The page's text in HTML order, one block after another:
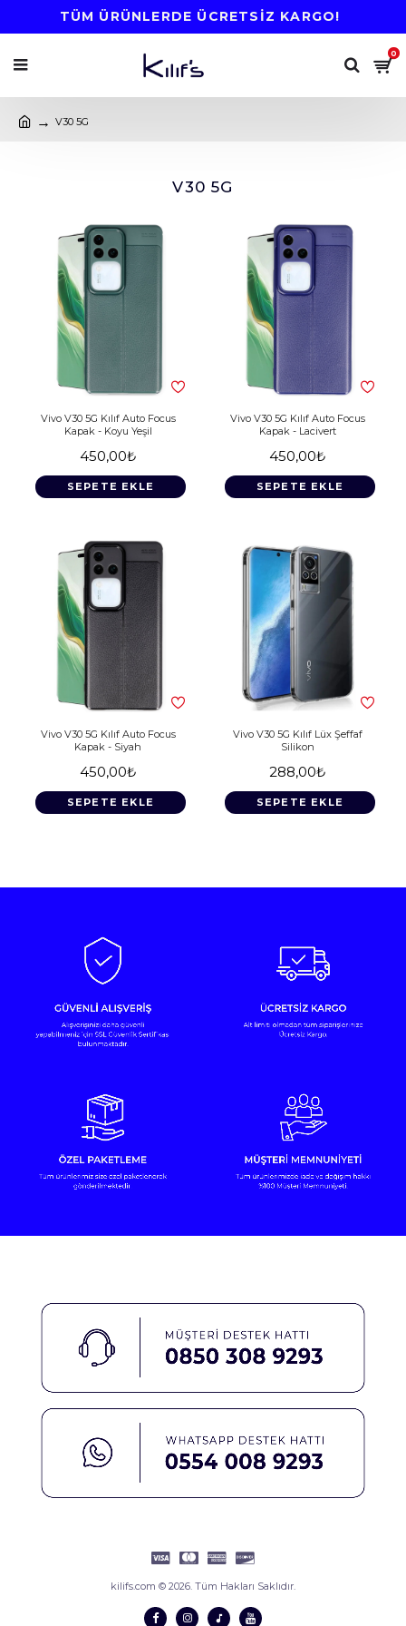
TÜM ÜRÜNLERDE ÜCRETSİZ KARGO!
0
V30 5G
V30 5G
Vivo V30 5G Kılıf Auto Focus
Kapak - Koyu Yeşil
450,00₺
SEPETE EKLE
Vivo V30 5G Kılıf Auto Focus
Kapak - Lacivert
450,00₺
SEPETE EKLE
Vivo V30 5G Kılıf Auto Focus
Kapak - Siyah
450,00₺
SEPETE EKLE
Vivo V30 5G Kılıf Lüx Şeffaf
Silikon
288,00₺
SEPETE EKLE
kilifs.com © 2026. Tüm Hakları Saklıdır.